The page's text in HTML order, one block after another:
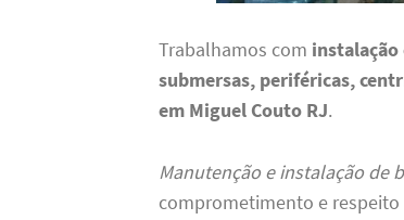
Trabalhamos com instalação
submersas, periféricas,
em Miguel Couto RJ.
Manutenção e instalação de
comprometimento e